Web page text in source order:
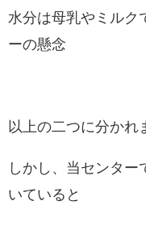
水分は母乳やミルク
ーの懸念
以上の二つに分かれ
しかし、当センター
いていると